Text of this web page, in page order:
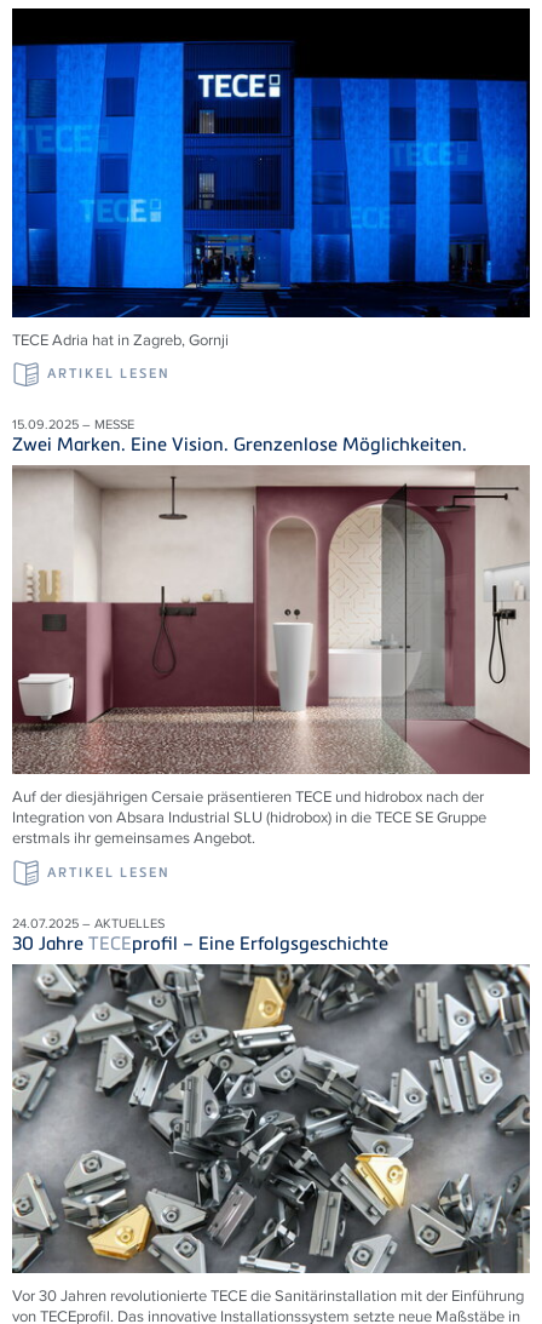
TECEAdria hat in Zagreb,Gornji
ARTIKEL LESEN
15.09.2025 – MESSE
Zwei Marken. Eine Vision. Grenzenlose Möglichkeiten.
Auf der diesjährigen Cersaie präsentieren TECE und hidrobox nach der
Integration von Absara Industrial SLU (hidrobox) in die TECE SE Gruppe
erstmals ihr gemeinsames Angebot.
ARTIKEL LESEN
24.07.2025 – AKTUELLES
30 Jahre TECEprofil – Eine Erfolgsgeschichte
Vor 30 Jahren revolutionierteTECEdie Sanitärinstallation mit der Einführung
vonTECEprofil. Das innovative Installationssystem setzte neue Maßstäbe in